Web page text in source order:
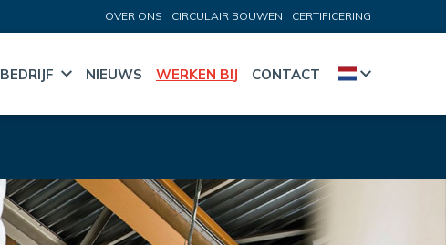
OVER ONS CIRCULAIR BOUWEN CERTIFICERING
BEDRIJF NIEUWS WERKEN BIJ CONTACT